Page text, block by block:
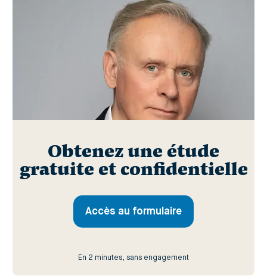
Obtenez une étude
gratuite et confidentielle
Accès au formulaire
En 2 minutes, sans engagement